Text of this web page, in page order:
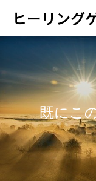
ヒーリング
既にこ